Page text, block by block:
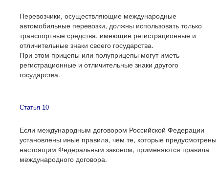
Перевозчики, осуществляющие международные
автомобильные перевозки, должны использовать только
транспортные средства, имеющие регистрационные и
отличительные знаки своего государства.
При этом прицепы или полуприцепы могут иметь
регистрационные и отличительные знаки другого
государства.
Статья 10
Если международным договором Российской Федерации
установлены иные правила, чем те, которые предусмотрены
настоящим Федеральным законом, применяются правила
международного договора.